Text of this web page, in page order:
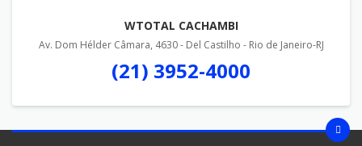
WTOTAL CACHAMBI
Av. Dom Hélder Câmara, 4630 - Del Castilho - Rio de Janeiro-RJ
(21) 3952-4000